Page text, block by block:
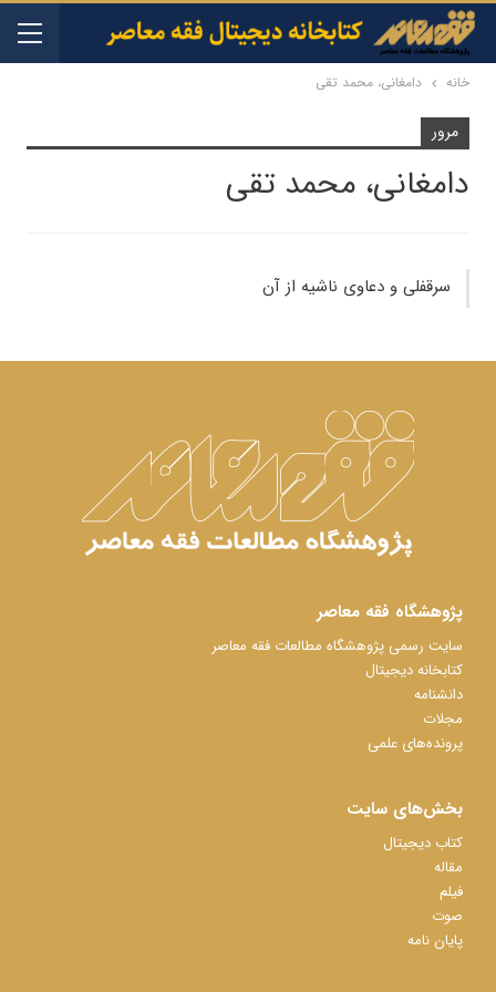
خانه دامغانی، محمد تقی
مرور
دامغانی، محمد تقی
سرقفلی و دعاوی ناشیه از آن
پژوهشگاه فقه معاصر
سایت رسمی پژوهشگاه مطالعات فقه معاصر
کتابخانه دیجیتال
دانشنامه
مجلات
پرونده‌های علمی
بخش‌های سایت
کتاب دیجیتال
مقاله
فیلم
صوت
پایان نامه